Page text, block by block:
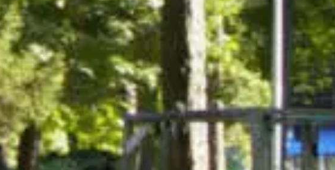
Résidences
de
tourisme